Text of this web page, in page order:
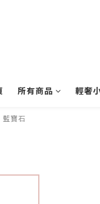
所有商品 輕奢
藍寶石